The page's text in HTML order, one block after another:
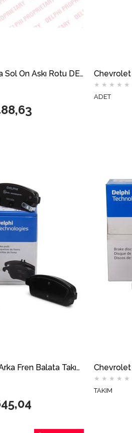
Chevrolet Captiva Sol Ön Askı Rotu DELPHİ
★ ★ ★ ★ ★
ADET
Chevrolet Cruze Arka Fren Balata Takımı DELPHİ
★ ★ ★ ★ ★
TAKIM